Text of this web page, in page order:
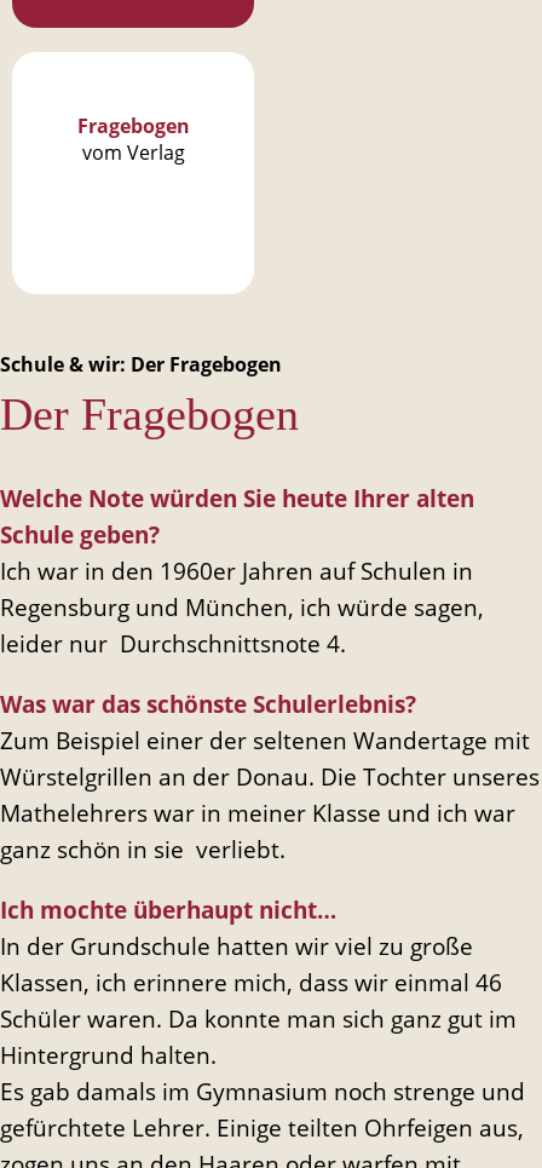
Fragebogen
vom Verlag
Schule & wir: Der Fragebogen
Der Fragebogen
Welche Note würden Sie heute Ihrer alten
Schule geben?
Ich war in den 1960er Jahren auf Schulen in
Regensburg und München, ich würde sagen,
leider nur Durchschnittsnote 4.
Was war das schönste Schulerlebnis?
Zum Beispiel einer der seltenen Wandertage mit
Würstelgrillen an der Donau. Die Tochter unseres
Mathelehrers war in meiner Klasse und ich war
ganz schön in sie verliebt.
Ich mochte überhaupt nicht…
In der Grundschule hatten wir viel zu große
Klassen, ich erinnere mich, dass wir einmal 46
Schüler waren. Da konnte man sich ganz gut im
Hintergrund halten.
Es gab damals im Gymnasium noch strenge und
gefürchtete Lehrer. Einige teilten Ohrfeigen aus,